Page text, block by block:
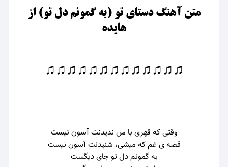
متن آهنگ دستای تو (به گمونم دل تو) از
هایده
♫♫♫♫♫♫♫♫♫♫♫♫♫
وقتی که قهری با من ندیدنت آسون نیست
قصه ی غم که میشی، شنیدنت آسون نیست
به گمونم دل تو جای دیگست